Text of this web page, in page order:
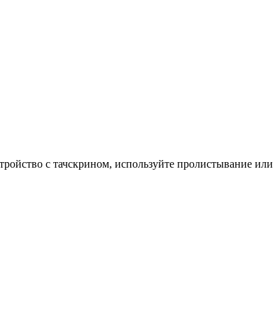
с тачскрином, используйте пролистывание или